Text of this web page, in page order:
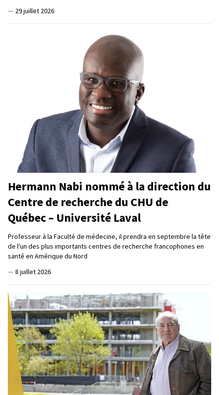
— 29 juillet 2026
Hermann Nabi nommé à la direction du
Centre de recherche du CHU de
Québec – Université Laval
Professeur à la Faculté de médecine, il prendra en septembre la tête
de l'un des plus importants centres de recherche francophones en
santé en Amérique du Nord
— 8 juillet 2026